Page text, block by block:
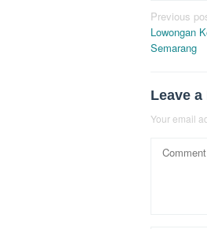
Post
Previous
Lowongan
Semarang
Leave a
Your email